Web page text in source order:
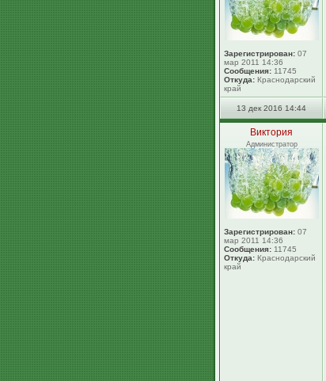
Зарегистрирован: 07
мар 2011 14:36
Сообщения: 11745
Откуда: Краснодарский
край
13 дек 2016 14:44
Виктория
Администратор
Зарегистрирован: 07
мар 2011 14:36
Сообщения: 11745
Откуда: Краснодарский
край